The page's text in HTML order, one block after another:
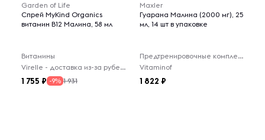
Garden of Life
Спрей MyKind Organics
витамин B12 Малина, 58 мл
Витамины
Virelle - доставка из-за рубежа
1 755 -9% 1 931
Maxler
Гуарана Малина (2000 мг), 25
мл, 14 шт в упаковке
Предтренировочные комплексы
Vitaminof
1 822